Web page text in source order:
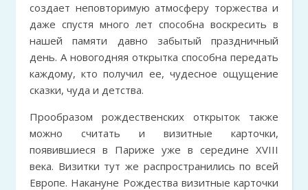
создает неповторимую атмосферу торжества и
даже спустя много лет способна воскресить в
нашей памяти давно забытый праздничный
день. А новогодняя открытка способна передать
каждому, кто получил ее, чудесное ощущение
сказки, чуда и детства.
Прообразом рождественских открыток также
можно считать и визитные карточки,
появившиеся в Париже уже в середине XVIII
века. Визитки тут же распространились по всей
Европе. Накануне Рождества визитные карточки